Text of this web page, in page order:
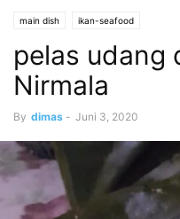
main dish ikan-seafood
pelas udang
Nirmala
By dimas - Juni 3, 2020